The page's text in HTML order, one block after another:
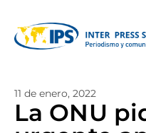
11 de enero, 2022
La ONU